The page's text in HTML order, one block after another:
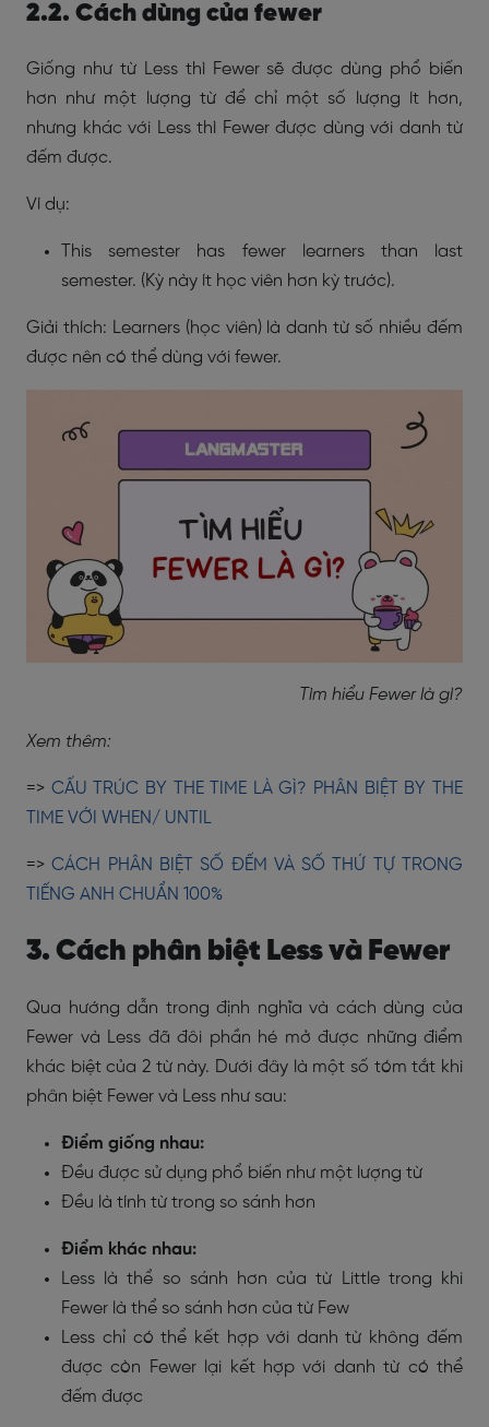
2.2. Cách dùng của fewer
Giống như từ Less thì Fewer sẽ được dùng phổ biến
hơn như một lượng từ để chỉ một số lượng ít hơn,
nhưng khác với Less thì Fewer được dùng với danh từ
đếm được.
Ví dụ:
This semester has fewer learners than last
semester. (Kỳ này ít học viên hơn kỳ trước).
Giải thích: Learners (học viên) là danh từ số nhiều đếm
được nên có thể dùng với fewer.
Tìm hiểu Fewer là gì?
Xem thêm:
=> CẤU TRÚC BY THE TIME LÀ GÌ? PHÂN BIỆT BY THE
TIME VỚI WHEN/ UNTIL
=>CÁCH PHÂN BIỆT SỐ ĐẾM VÀ SỐ THỨ TỰ TRONG
TIẾNG ANH CHUẨN 100%
3. Cách phân biệt Less và Fewer
Qua hướng dẫn trong định nghĩa và cách dùng của
Fewer và Less đã đôi phần hé mở được những điểm
khác biệt của 2 từ này. Dưới đây là một số tóm tắt khi
phân biệt Fewer và Less như sau:
Điểm giống nhau:
Đều được sử dụng phổ biến như một lượng từ
Đều là tính từ trong so sánh hơn
Điểm khác nhau:
Less là thể so sánh hơn của từ Little trong khi
Fewer là thể so sánh hơn của từ Few
Less chỉ có thể kết hợp với danh từ không đếm
được còn Fewer lại kết hợp với danh từ có thể
đếm được